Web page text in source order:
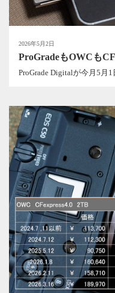
2026年5月2日
ProGradeもOWCも
ProGrade Digitalが今月5月